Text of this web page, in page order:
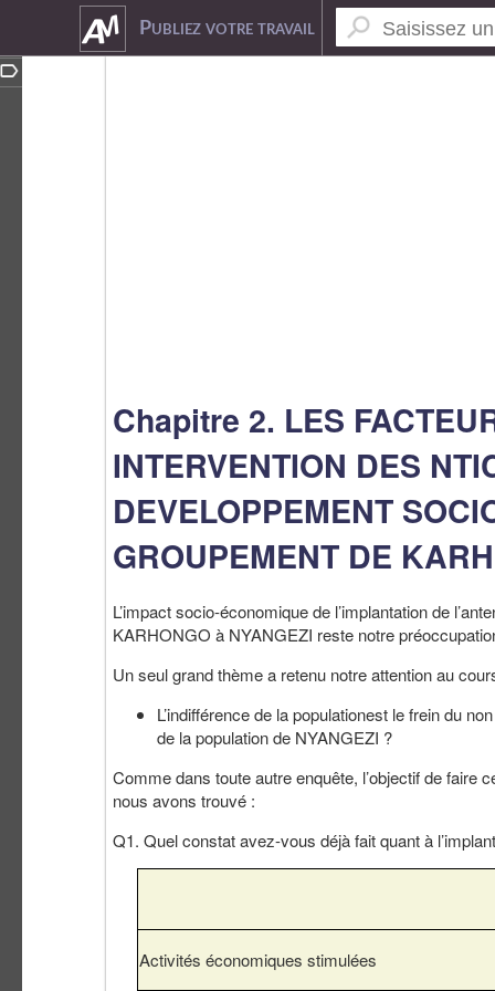
Publiez votre travail
Chapitre 2. LES
INTERVENTION DES
DEVELOPPEMENT
GROUPEMENT DE
L’impact socio-économique de l’implantation de
KARHONGO à NYANGEZI reste notre
Un seul grand thème a retenu notre attention au
L’indifférence de la populationest le frein du
de la population de NYANGEZI ?
Comme dans toute autre enquête, l’objectif de
nous avons trouvé :
Q1. Quel constat avez-vous déjà fait quant à
Activités économiques stimulées